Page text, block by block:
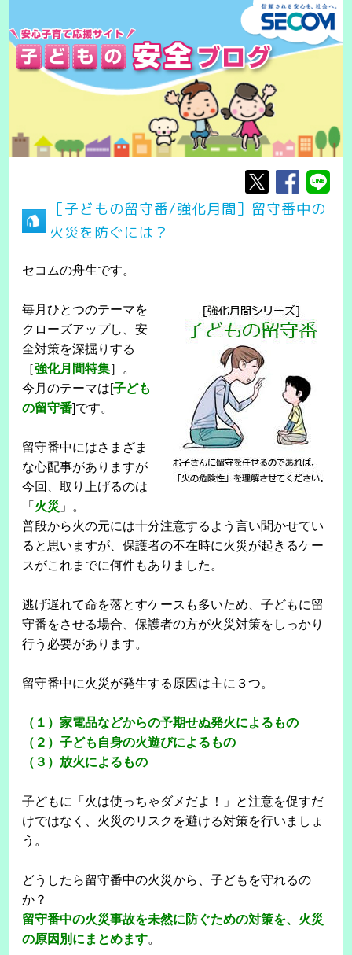
［子どもの留守番/強化月間］留守番中の
火災を防ぐには？
セコムの舟生です。
毎月ひとつのテーマを
クローズアップし、安
全対策を深掘りする
［強化月間特集］。
今月のテーマは[子ども
の留守番 ]です。
留守番中にはさまざま
な心配事がありますが
今回、取り上げるのは
「 火災 」。
普段から火の元には十分注意するよう言い聞かせてい
ると思いますが、保護者の不在時に火災が起きるケー
スがこれまでに何件もありました。
逃げ遅れて命を落とすケースも多いため、子どもに留
守番をさせる場合、保護者の方が火災対策をしっかり
行う必要があります。
留守番中に火災が発生する原因は主に３つ。
（１）家電品などからの予期せぬ発火によるもの
（２）子ども自身の火遊びによるもの
（３）放火によるもの
子どもに「火は使っちゃダメだよ！」と注意を促すだ
けではなく、火災のリスクを避ける対策を行いましょ
う。
どうしたら留守番中の火災から、子どもを守れるの
か？
留守番中の火災事故を未然に防ぐための対策を、火災
の原因別にまとめます。